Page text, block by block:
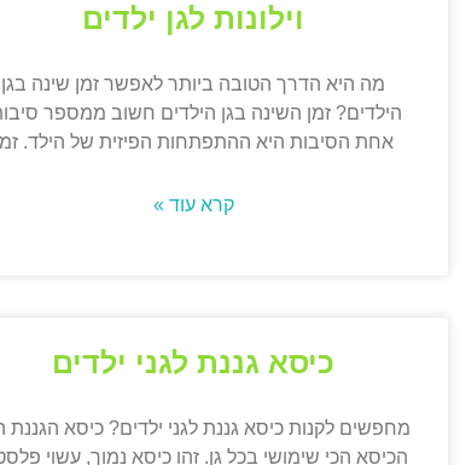
וילונות לגן ילדים
מה היא הדרך הטובה ביותר לאפשר זמן שינה בגן
הילדים? זמן השינה בגן הילדים חשוב ממספר
אחת הסיבות היא ההתפתחות הפיזית של הילד.
קרא עוד »
כיסא גננת לגני ילדים
מחפשים לקנות כיסא גננת לגני ילדים? כיסא הגננת
הכיסא הכי שימושי בכל גן. זהו כיסא נמוך, עשוי